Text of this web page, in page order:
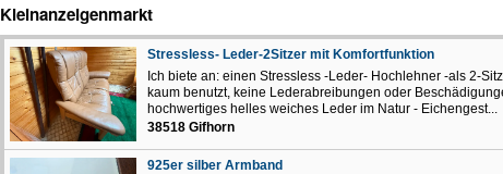
Kleinanzeigenmarkt
Stressless- Leder-2Sitzer mit Komfortfunktion
Ich biete an: einen Stressless -Leder- Hochlehner -als 2-
kaum benutzt, keine Lederabreibungen oder
hochwertiges helles weiches Leder im Natur - Eichengest...
38518 Gifhorn
925er silber Armband